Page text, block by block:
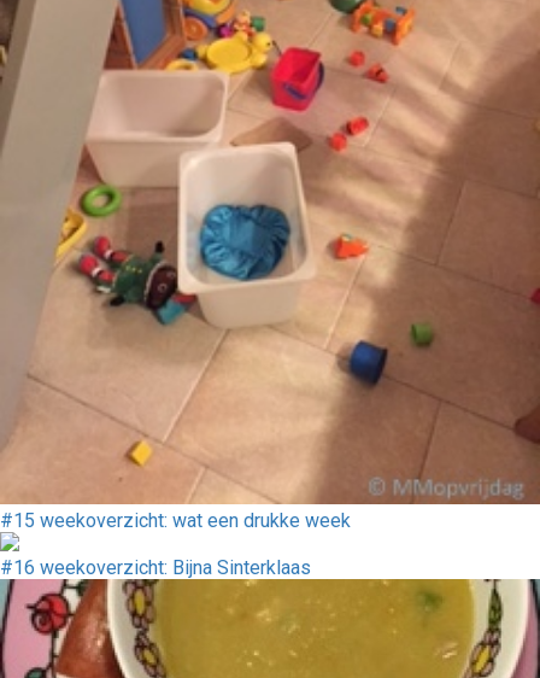
#15 weekoverzicht: wat een drukke week
#16 weekoverzicht: Bijna Sinterklaas